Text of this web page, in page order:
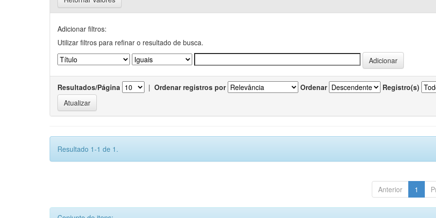
Adicionar filtros:
Utilizar filtros para refinar o resultado de busca.
Resultados/Página | Ordenar registros por Ordenar Registro(s)
Resultado 1-1 de 1.
Anterior 1